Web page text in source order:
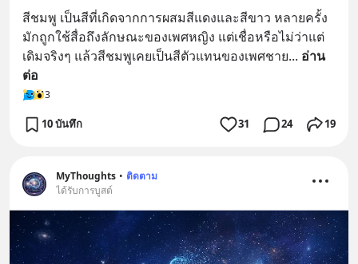
สีชมพู เป็นสีที่เกิดจากการผสมสีแดงและสีขาว หลายครั้ง
มักถูกใช้สื่อถึงลักษณะของเพศหญิง แต่เชื่อหรือไม่ว่าแต่
เดิมจริงๆ แล้วสีชมพูเคยเป็นสีตัวแทนของเพศชาย... อ่าน
ต่อ
3
10 บันทึก 31 24 19
MyThoughts • ติดตาม
ได้รับการบูสต์